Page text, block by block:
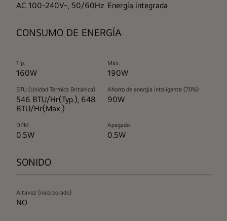
AC 100-240V~, 50/60Hz Energía integrada
CONSUMO DE ENERGÍA
Típ.
160W
Máx.
190W
BTU (Unidad Térmica Británica)
546 BTU/Hr(Typ.), 648
BTU/Hr(Max.)
Ahorro de energía inteligente (70%)
90W
DPM
0.5W
Apagado
0.5W
SONIDO
Altavoz (incorporado)
NO